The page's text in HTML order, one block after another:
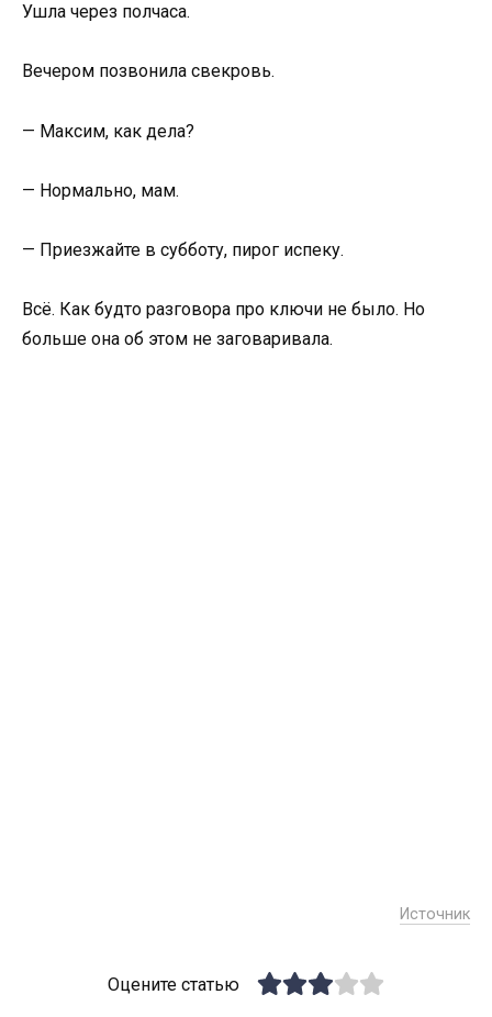
Ушла через полчаса.
Вечером позвонила свекровь.
— Максим, как дела?
— Нормально, мам.
— Приезжайте в субботу, пирог испеку.
Всё. Как будто разговора про ключи не было. Но
больше она об этом не заговаривала.
Источник
Оцените статью